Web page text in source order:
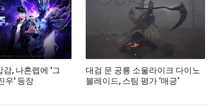
감, 나혼렙에 '그
우' 등장
대검 문 공룡 소울라이크 다이노
블레이드, 스팀 평가 ’매긍‘